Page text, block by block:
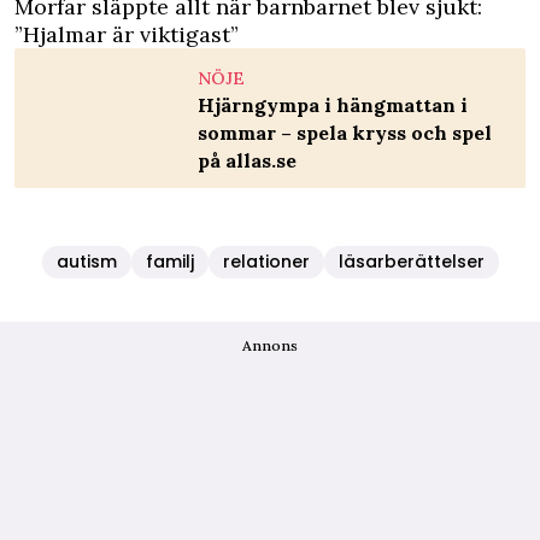
Morfar släppte allt när barnbarnet blev sjukt:
”Hjalmar är viktigast”
NÖJE
Hjärngympa i hängmattan i
sommar – spela kryss och spel
på allas.se
autism familj relationer läsarberättelser
Annons